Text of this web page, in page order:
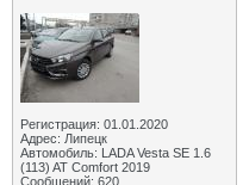
Регистрация: 01.01.2020
Адрес: Липецк
Автомобиль: LADA Vesta SE 1.6
(113) AT Comfort 2019
Сообщений: 620